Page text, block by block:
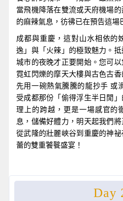
當飛機降落在雙流或天府機場
的麻辣氣息，彷彿已在預告這場
成都與重慶，這對山水相依的
逸」與「火辣」的極致魅力。
城市的夜晚才正要開始。您可
霓虹閃爍的摩天大樓與古色古
先用一碗熱氣騰騰的龍抄手 或
受成都那份「偷得浮生半日閒
理上的跨越，更是一場感官的
息，儲備好體力，明天起我們
從武隆的壯麗峽谷到重慶的神
蕾的雙重饕餮盛宴！
Day